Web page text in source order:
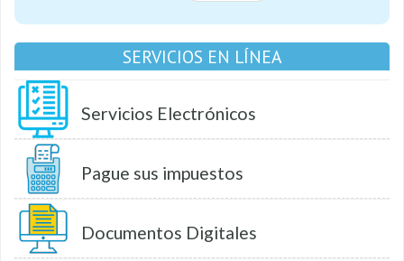
SERVICIOS EN LÍNEA
Servicios Electrónicos
Pague sus impuestos
Documentos Digitales